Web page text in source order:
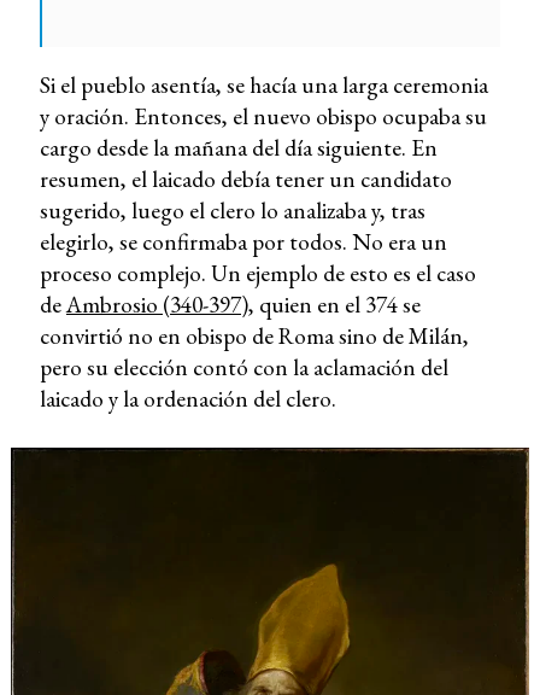
Si el pueblo asentía, se hacía una larga ceremonia
y oración. Entonces, el nuevo obispo ocupaba su
cargo desde la mañana del día siguiente. En
resumen, el laicado debía tener un candidato
sugerido, luego el clero lo analizaba y, tras
elegirlo, se confirmaba por todos. No era un
proceso complejo. Un ejemplo de esto es el caso
deAmbrosio (340-397), quien en el 374 se
convirtió no en obispo de Roma sino de Milán,
pero su elección contó con la aclamación del
laicado y la ordenación del clero.